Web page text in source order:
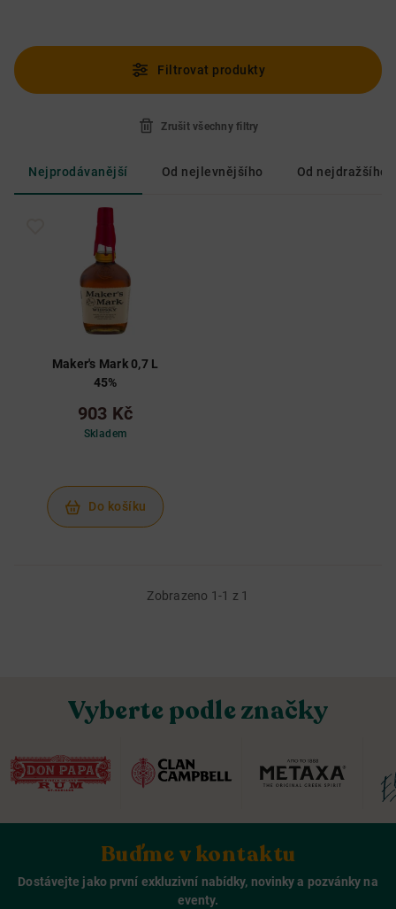
Filtrovat produkty
Zrušit všechny filtry
Nejprodávanější Od nejlevnějšího Od nejdražšího
Maker's Mark 0,7 L
45%
903 Kč
Skladem
Do košíku
Zobrazeno 1-1 z 1
Vyberte podle značky
Buďme v kontaktu
Dostávejte jako první exkluzivní nabídky, novinky a pozvánky na
eventy.